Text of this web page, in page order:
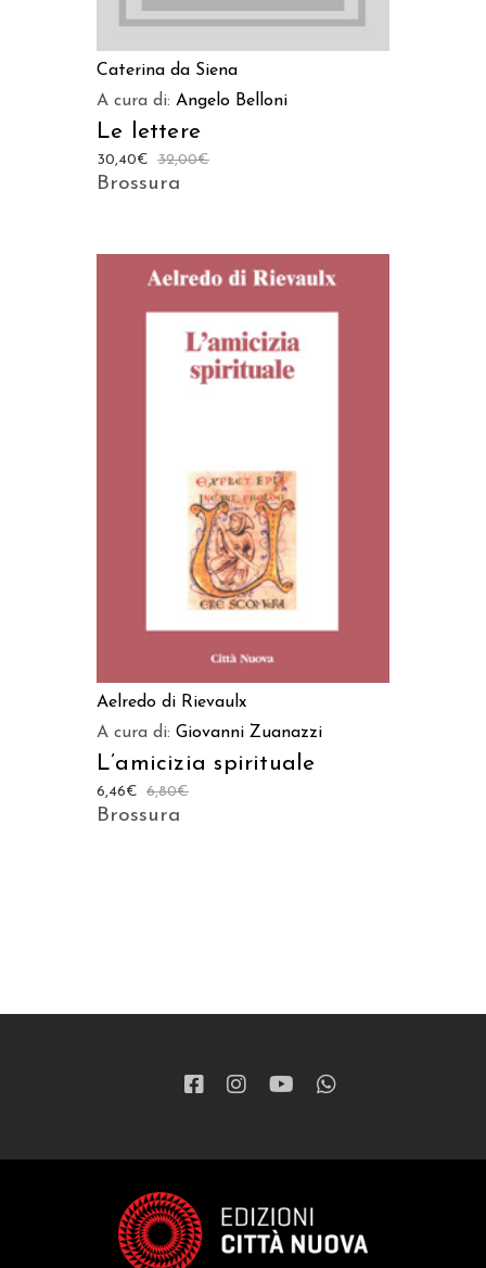
Caterina da Siena
A cura di: Angelo Belloni
Le lettere
32,00€
30,40€
Brossura
AGGIUNGI AL CARRELLO
Aelredo di Rievaulx
A cura di: Giovanni Zuanazzi
L’amicizia spirituale
6,80€
6,46€
Brossura